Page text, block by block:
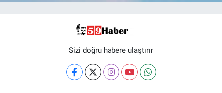
Sizi doğru habere ulaştırır